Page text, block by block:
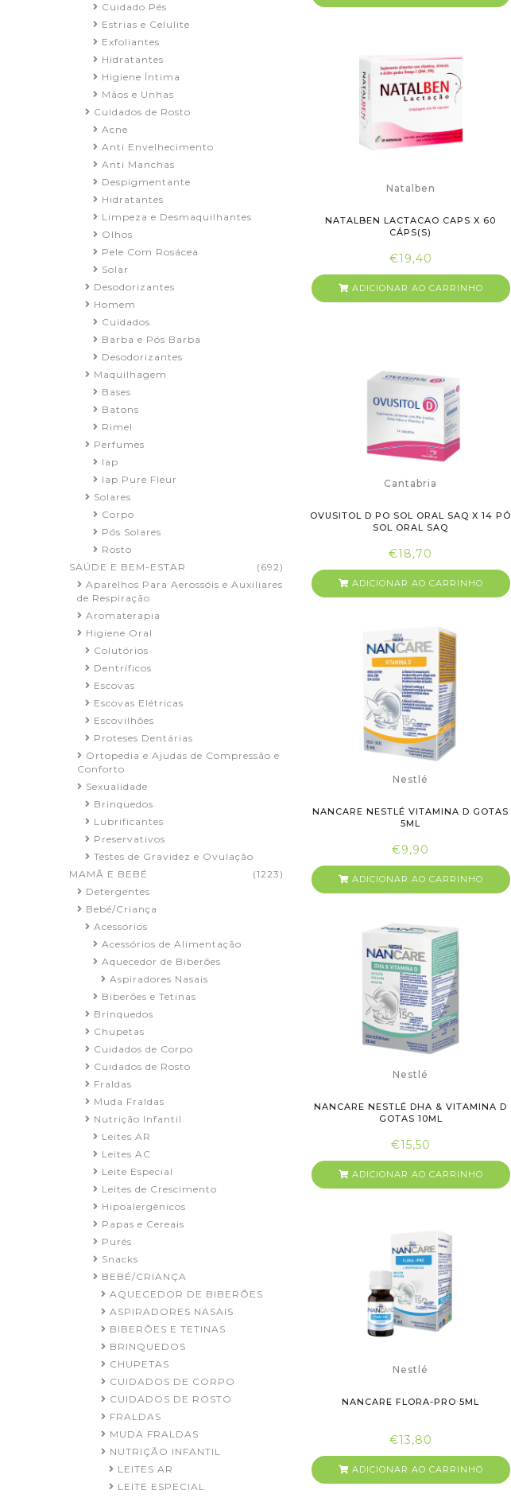
Cuidado Pés
Estrias e Celulite
Exfoliantes
Hidratantes
Higiene Íntima
Mãos e Unhas
Cuidados de Rosto
Acne
Anti Envelhecimento
Anti Manchas
Despigmentante
Hidratantes
Limpeza e Desmaquilhantes
Olhos
Pele Com Rosácea
Solar
Desodorizantes
Homem
Cuidados
Barba e Pós Barba
Desodorizantes
Maquilhagem
Bases
Batons
Rimel
Perfumes
Iap
Iap Pure Fleur
Solares
Corpo
Pós Solares
Rosto
SAÚDE E BEM-ESTAR
(692)
Aparelhos Para Aerossóis e Auxiliares
de Respiração
Aromaterapia
Higiene Oral
Colutórios
Dentríficos
Escovas
Escovas Elétricas
Escovilhões
Proteses Dentárias
Ortopedia e Ajudas de Compressão e
Conforto
Sexualidade
Brinquedos
Lubrificantes
Preservativos
Testes de Gravidez e Ovulação
MAMÃ E BEBÉ
(1223)
Detergentes
Bebé/Criança
Acessórios
Acessórios de Alimentação
Aquecedor de Biberões
Aspiradores Nasais
Biberões e Tetinas
Brinquedos
Chupetas
Cuidados de Corpo
Cuidados de Rosto
Fraldas
Muda Fraldas
Nutrição Infantil
Leites AR
Leites AC
Leite Especial
Leites de Crescimento
Hipoalergênicos
Papas e Cereais
Purés
Snacks
BEBÉ/CRIANÇA
AQUECEDOR DE BIBERÕES
ASPIRADORES NASAIS
BIBERÕES E TETINAS
BRINQUEDOS
CHUPETAS
CUIDADOS DE CORPO
CUIDADOS DE ROSTO
FRALDAS
MUDA FRALDAS
NUTRIÇÃO INFANTIL
LEITES AR
LEITE ESPECIAL
Natalben
NATALBEN LACTACAO CAPS X 60
CÁPS(S)
€19,40
ADICIONAR AO CARRINHO
Cantabria
OVUSITOL D PO SOL ORAL SAQ X 14 PÓ
SOL ORAL SAQ
€18,70
ADICIONAR AO CARRINHO
Nestlé
NANCARE NESTLÉ VITAMINA D GOTAS
5ML
€9,90
ADICIONAR AO CARRINHO
Nestlé
NANCARE NESTLÉ DHA & VITAMINA D
GOTAS 10ML
€15,50
ADICIONAR AO CARRINHO
Nestlé
NANCARE FLORA-PRO 5ML
€13,80
ADICIONAR AO CARRINHO